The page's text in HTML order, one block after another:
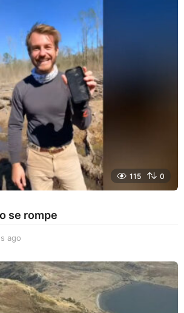
e
a
g
o
115 0
se rompe
ago
ñ
o
s
a